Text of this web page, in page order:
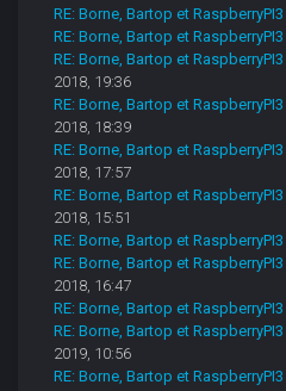
RE: Borne, Bartop et RaspberryPI3
RE: Borne, Bartop et RaspberryPI3
RE: Borne, Bartop et RaspberryPI3
2018, 19:36
RE: Borne, Bartop et RaspberryPI3
2018, 18:39
RE: Borne, Bartop et RaspberryPI3
2018, 17:57
RE: Borne, Bartop et RaspberryPI3
2018, 15:51
RE: Borne, Bartop et RaspberryPI3
RE: Borne, Bartop et RaspberryPI3
2018, 16:47
RE: Borne, Bartop et RaspberryPI3
RE: Borne, Bartop et RaspberryPI3
2019, 10:56
RE: Borne, Bartop et RaspberryPI3